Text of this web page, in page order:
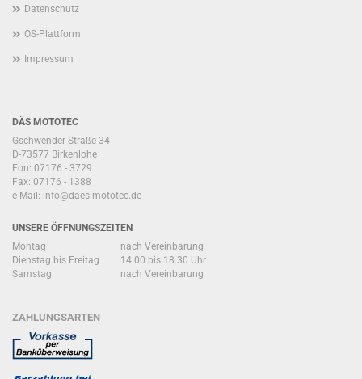
Datenschutz
OS-Plattform
Impressum
DÄS MOTOTEC
Gschwender Straße 34
D-73577 Birkenlohe
Fon: 07176 - 3729
Fax: 07176 - 1388
e-Mail: info@daes-mototec.de
UNSERE ÖFFNUNGSZEITEN
Montag
nach Vereinbarung
Dienstag bis Freitag
14.00 bis 18.30 Uhr
Samstag
nach Vereinbarung
ZAHLUNGSARTEN